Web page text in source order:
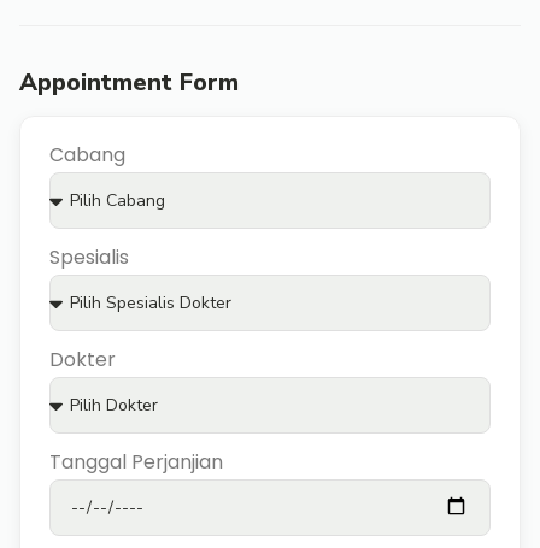
Appointment Form
Cabang
Spesialis
Dokter
Tanggal Perjanjian